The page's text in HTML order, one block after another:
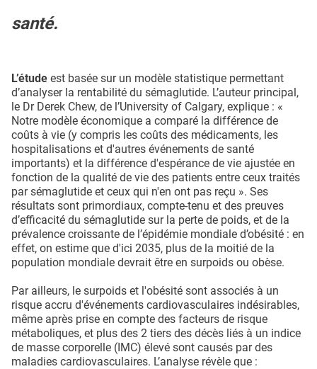
santé.
L’étude est basée sur un modèle statistique permettant
d’analyser la rentabilité du sémaglutide. L’auteur principal,
le Dr Derek Chew, de l’University of Calgary, explique : «
Notre modèle économique a comparé la différence de
coûts à vie (y compris les coûts des médicaments, les
hospitalisations et d'autres événements de santé
importants) et la différence d'espérance de vie ajustée en
fonction de la qualité de vie des patients entre ceux traités
par sémaglutide et ceux qui n'en ont pas reçu ». Ses
résultats sont primordiaux, compte-tenu et des preuves
d’efficacité du sémaglutide sur la perte de poids, et de la
prévalence croissante de l’épidémie mondiale d’obésité : en
effet, on estime que d'ici 2035, plus de la moitié de la
population mondiale devrait être en surpoids ou obèse.
Par ailleurs, le surpoids et l'obésité sont associés à un
risque accru d'événements cardiovasculaires indésirables,
même après prise en compte des facteurs de risque
métaboliques, et plus des 2 tiers des décès liés à un indice
de masse corporelle (IMC) élevé sont causés par des
maladies cardiovasculaires. L’analyse révèle que :